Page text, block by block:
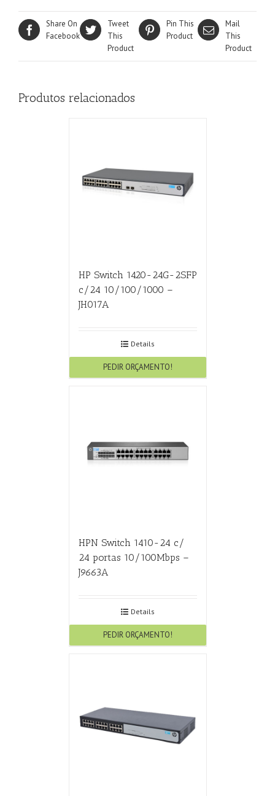
Share On
Facebook
Tweet
This
Product
Pin This
Product
Mail
This
Product
Produtos relacionados
HP Switch 1420-24G-2SFP
c/24 10/100/1000 –
JH017A
Details
PEDIR ORÇAMENTO!
HPN Switch 1410-24 c/
24 portas 10/100Mbps –
J9663A
Details
PEDIR ORÇAMENTO!